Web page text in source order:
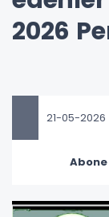
2026
21-05-2026